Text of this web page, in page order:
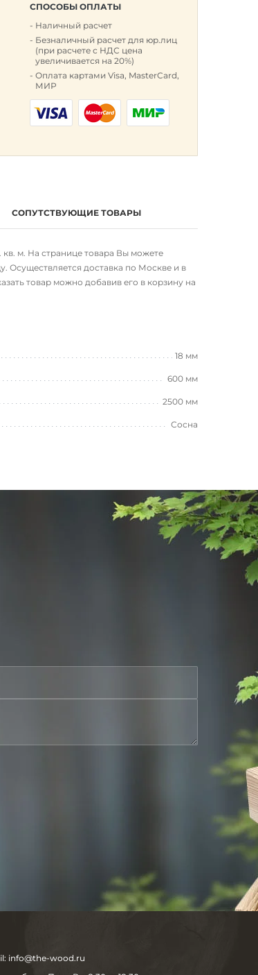
СПОСОБЫ ОПЛАТЫ
Наличный расчет
Безналичный расчет для юр.лиц
(при расчете с НДС цена
увеличивается на 20%)
Оплата картами Visa, MasterCard,
МИР
м. На странице товара Вы можете
Осуществляется доставка по Москве и в
товар можно добавив его в корзину на
18 мм
600 мм
2500 мм
Сосна
СОПУТСТВУЮЩИЕ ТОВАРЫ
info@the-wood.ru